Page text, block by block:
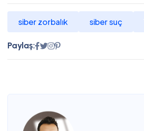
siber zorbalık siber suç
Paylaş: